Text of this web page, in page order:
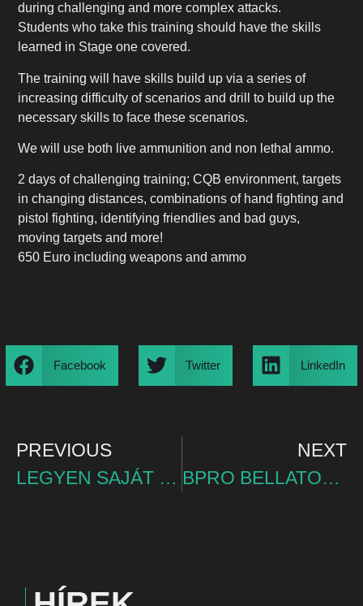
during challenging and more complex attacks.
Students who take this training should have the skills
learned in Stage one covered.
The training will have skills build up via a series of
increasing difficulty of scenarios and drill to build up the
necessary skills to face these scenarios.
We will use both live ammunition and non lethal ammo.
2 days of challenging training; CQB environment, targets
in changing distances, combinations of hand fighting and
pistol fighting, identifying friendlies and bad guys,
moving targets and more!
650 Euro including weapons and ammo
Facebook Twitter LinkedIn
PREVIOUS
LEGYEN SAJÁT VERSENYPÓLÓD
NEXT
BPRO BELLATORS VÁNDORKUPA